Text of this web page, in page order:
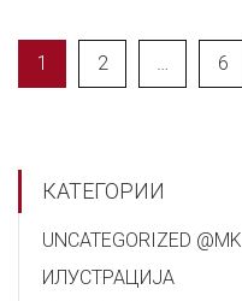
1 2 … 6
КАТЕГОРИИ
UNCATEGORIZED @MK
ИЛУСТРАЦИЈА